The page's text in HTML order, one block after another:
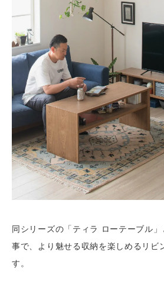
同シリーズの「ティラ ローテーブル
事で、より魅せる収納を楽しめるリビ
す。